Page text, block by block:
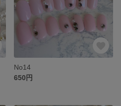
No14
650円